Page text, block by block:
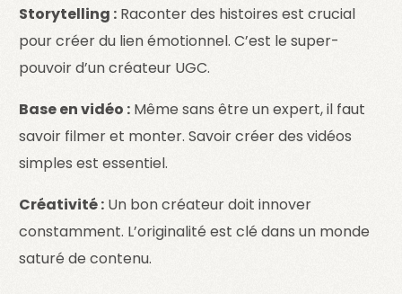
Storytelling : Raconter des histoires est crucial
pour créer du lien émotionnel. C’est le super-
pouvoir d’un créateur UGC.
Base en vidéo : Même sans être un expert, il faut
savoir filmer et monter. Savoir créer des vidéos
simples est essentiel.
Créativité : Un bon créateur doit innover
constamment. L’originalité est clé dans un monde
saturé de contenu.